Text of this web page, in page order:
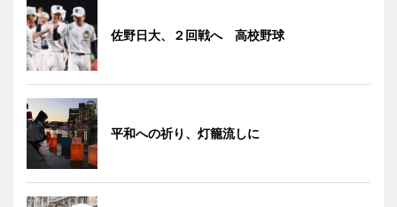
佐野日大、２回戦へ 高校野球
平和への祈り、灯籠流しに